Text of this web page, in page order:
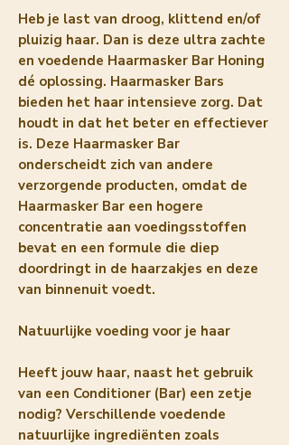
Heb je last van droog, klittend en/of
pluizig haar. Dan is deze ultra zachte
en voedende Haarmasker Bar Honing
dé oplossing. Haarmasker Bars
bieden het haar intensieve zorg. Dat
houdt in dat het beter en effectiever
is. Deze Haarmasker Bar
onderscheidt zich van andere
verzorgende producten, omdat de
Haarmasker Bar een hogere
concentratie aan voedingsstoffen
bevat en een formule die diep
doordringt in de haarzakjes en deze
van binnenuit voedt.
Natuurlijke voeding voor je haar
Heeft jouw haar, naast het gebruik
van een Conditioner (Bar) een zetje
nodig? Verschillende voedende
natuurlijke ingrediënten zoals